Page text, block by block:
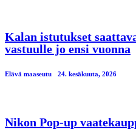
Kalan istutukset
vastuulle jo ensi vuonna
Elävä maaseutu 24. kesäkuuta, 2026
Nikon Pop-up